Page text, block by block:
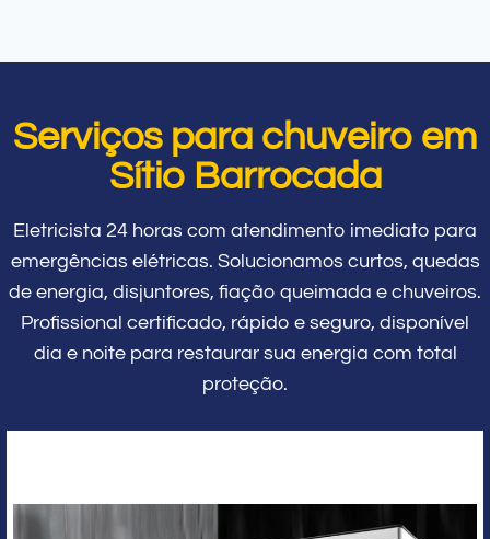
Serviços para chuveiro em
Sítio Barrocada
Eletricista 24 horas com atendimento imediato para
emergências elétricas. Solucionamos curtos, quedas
de energia, disjuntores, fiação queimada e chuveiros.
Profissional certificado, rápido e seguro, disponível
dia e noite para restaurar sua energia com total
proteção.